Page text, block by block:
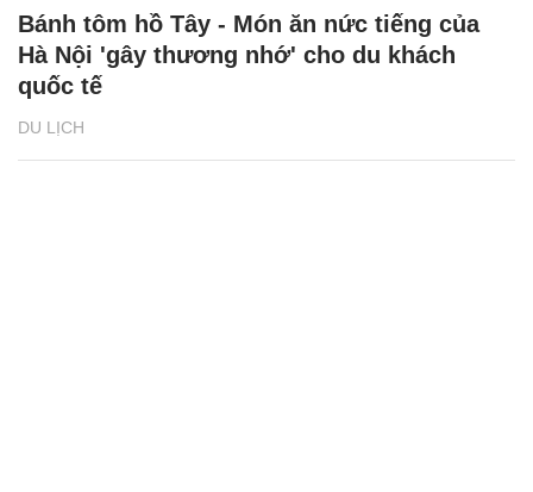
DU LỊCH
Bánh tôm hồ Tây - Món ăn nức tiếng của
Hà Nội 'gây thương nhớ' cho du khách
quốc tế